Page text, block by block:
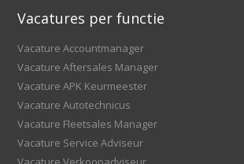
Vacatures per functie
Vacature Accountmanager
Vacature Aftersales Manager
Vacature APK Keurmeester
Vacature Autotechnicus
Vacature Fleetsales Manager
Vacature Service Adviseur